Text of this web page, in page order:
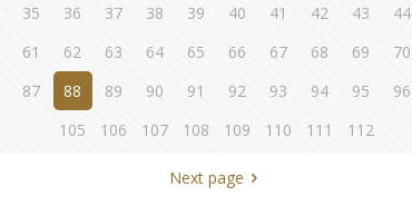
35 36 37 38 39 40 41 42 43 44
61 62 63 64 65 66 67 68 69 70
87 88 89 90 91 92 93 94 95 96
105
106 107 108 109 110 111 112
Next page